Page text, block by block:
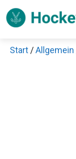
Zum
Inhalt
Start /Allgemein